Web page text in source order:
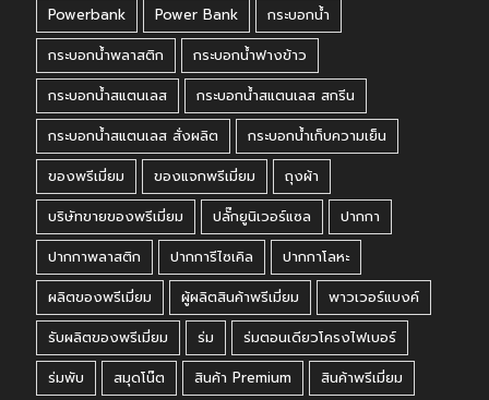
Powerbank Power Bank
กระบอกน้ำ
กระบอกน้ำพลาสติก
กระบอกน้ำฟางข้าว
กระบอกน้ำสแตนเลส
กระบอกน้ำสแตนเลส สกรีน
กระบอกน้ำสแตนเลส สั่งผลิต
กระบอกน้ำเก็บความเย็น
ของพรีเมี่ยม
ของแจกพรีเมี่ยม
ถุงผ้า
บริษัทขายของพรีเมี่ยม
ปลั๊กยูนิเวอร์แซล
ปากกา
ปากกาพลาสติก
ปากการีไซเคิล
ปากกาโลหะ
ผลิตของพรีเมี่ยม
ผู้ผลิตสินค้าพรีเมี่ยม
พาวเวอร์แบงค์
รับผลิตของพรีเมี่ยม
ร่ม
ร่มตอนเดียวโครงไฟเบอร์
ร่มพับ
สมุดโน๊ต สินค้า Premium
สินค้าพรีเมี่ยม